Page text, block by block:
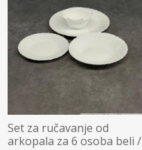
Set za ručavanje od
arkopala za 6 osoba beli /